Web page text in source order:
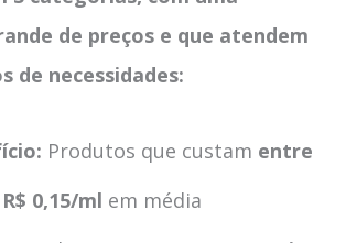
de preços e que atendem
de necessidades:
Produtos que custam entre
0,15/ml em média